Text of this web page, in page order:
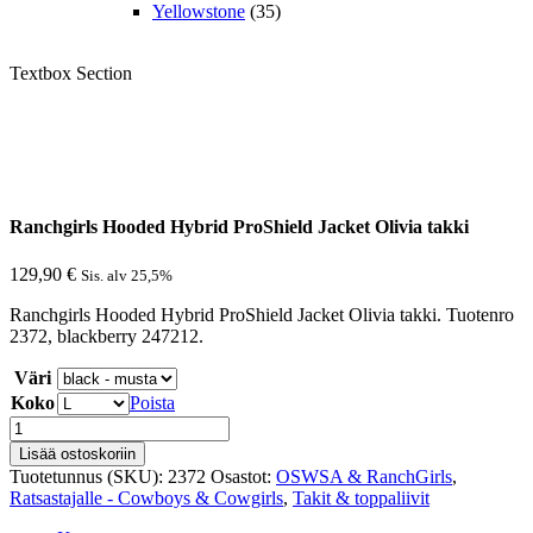
Yellowstone (35)
Textbox Section
Ranchgirls Hooded Hybrid ProShield Jacket Olivia takki
129,90 € Sis. alv 25,5%
Ranchgirls Hooded Hybrid ProShield Jacket Olivia takki. Tuotenro
2372, blackberry 247212.
Väri
Koko
Poista
Ranchgirls
Hooded
Hybrid
ProShield
Jacket
Lisää ostoskoriin
Tuotetunnus (SKU): 2372 Osastot: OSWSA & RanchGirls,
Ratsastajalle - Cowboys & Cowgirls, Takit & toppaliivit